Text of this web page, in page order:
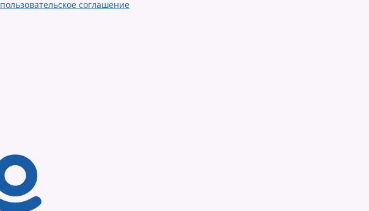
пользовательское соглашение